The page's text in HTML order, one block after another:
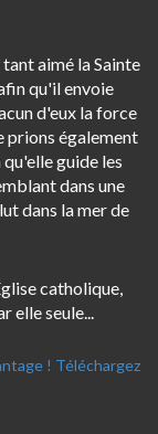
aimé la Sainte
qu'il envoie
d'eux la force
prions également
guide les
dans une
dans la mer de
catholique,
elle seule...
! Téléchargez